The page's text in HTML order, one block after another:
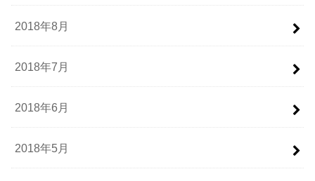
2018年8月
2018年7月
2018年6月
2018年5月